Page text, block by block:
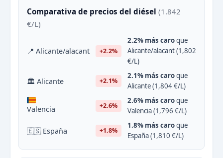
Comparativa de precios del diésel (1.842
€/L)
📍 Alicante/alacant +2.2%
2.2% más caroque
Alicante/alacant (1,802
€/L)
🏛 Alicante +2.1%
2.1% más caroque
Alicante (1,804 €/L)
Valencia +2.6%
2.6% más caroque
Valencia (1,796 €/L)
🇪🇸 España +1.8%
1.8% más caroque
España (1,810 €/L)